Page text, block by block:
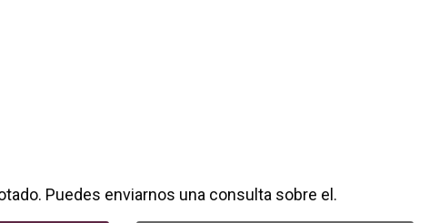
Puedes enviarnos una consulta sobre el.